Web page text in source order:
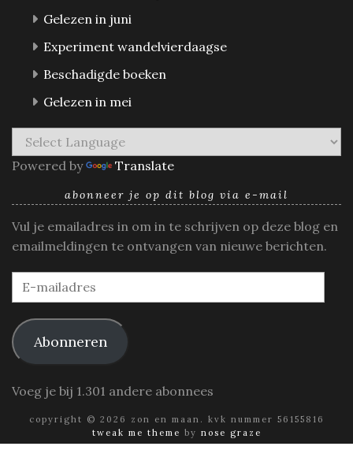
Gelezen in juni
Experiment wandelvierdaagse
Beschadigde boeken
Gelezen in mei
Powered by Translate
abonneer je op dit blog via e-mail
Vul je emailadres in om in te schrijven op deze blog en
emailmeldingen te ontvangen van nieuwe berichten.
E-
mailadres
Abonneren
Voeg je bij 1.301 andere abonnees
copyright © 2026 zon en maan. kvk nummer 56155816
tweak me theme by nose graze